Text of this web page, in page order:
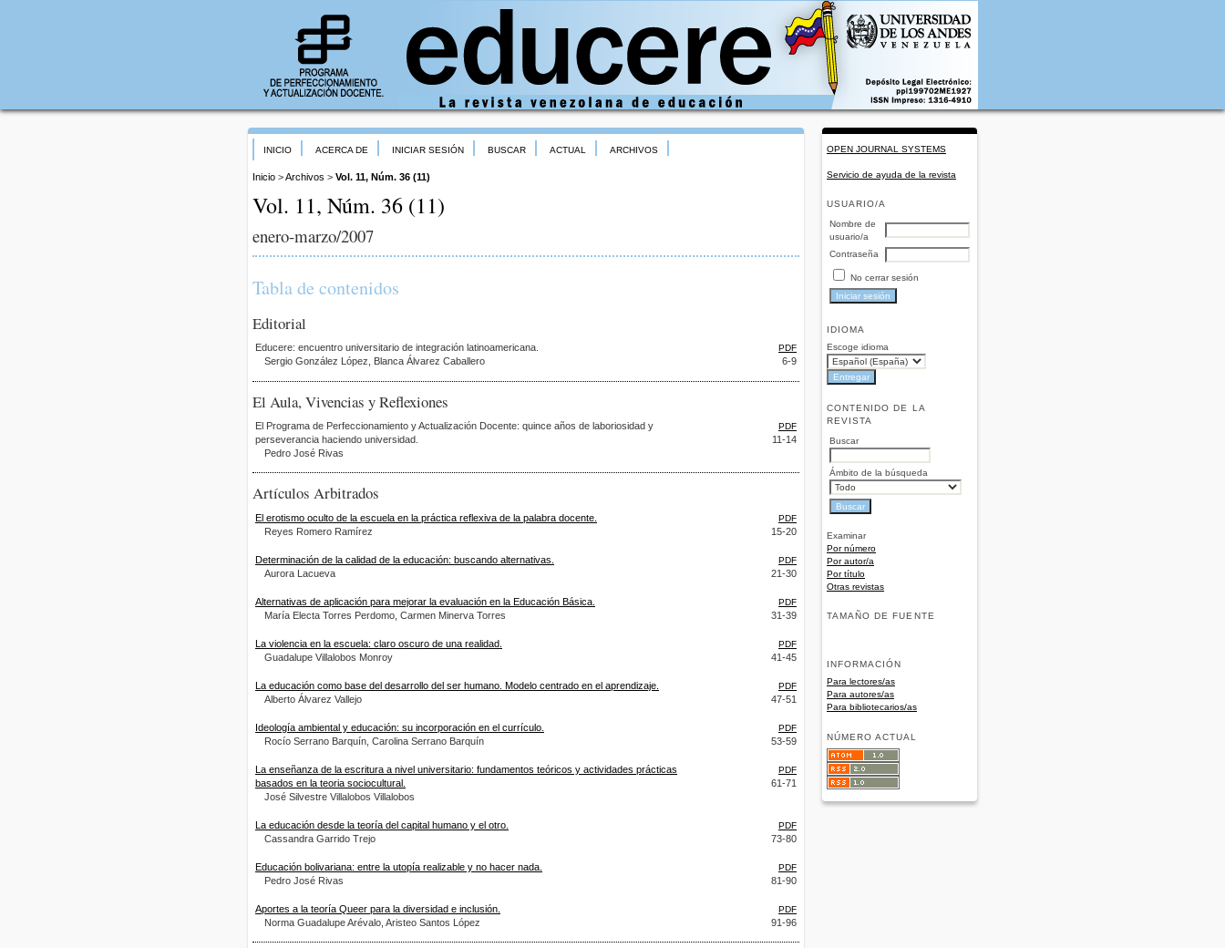
OPEN JOURNAL SYSTEMS
Servicio de ayuda de la revista
USUARIO/A
Nombre de
usuario/a
Contraseña
No cerrar sesión
IDIOMA
Escoge idioma
CONTENIDO DE LA
REVISTA
Buscar
Ámbito de la búsqueda
Examinar
Por número
Por autor/a
Por título
Otras revistas
TAMAÑO DE FUENTE
INFORMACIÓN
Para lectores/as
Para autores/as
Para bibliotecarios/as
NÚMERO ACTUAL
INICIO ACERCA DE INICIAR SESIÓN BUSCAR ACTUAL ARCHIVOS
Inicio >Archivos > Vol. 11, Núm. 36 (11)
Vol. 11, Núm. 36 (11)
enero-marzo/2007
Tabla de contenidos
Editorial
Educere: encuentro universitario de integración latinoamericana.
Sergio González López, Blanca Álvarez Caballero
PDF
6-9
El Aula, Vivencias y Reflexiones
El Programa de Perfeccionamiento y Actualización Docente: quince años de laboriosidad y
perseverancia haciendo universidad.
Pedro José Rivas
PDF
11-14
Artículos Arbitrados
El erotismo oculto de la escuela en la práctica reflexiva de la palabra docente.
Reyes Romero Ramírez
PDF
15-20
Determinación de la calidad de la educación: buscando alternativas.
Aurora Lacueva
PDF
21-30
Alternativas de aplicación para mejorar la evaluación en la Educación Básica.
María Electa Torres Perdomo, Carmen Minerva Torres
PDF
31-39
La violencia en la escuela: claro oscuro de una realidad.
Guadalupe Villalobos Monroy
PDF
41-45
La educación como base del desarrollo del ser humano. Modelo centrado en el aprendizaje.
Alberto Álvarez Vallejo
PDF
47-51
Ideología ambiental y educación: su incorporación en el currículo.
Rocío Serrano Barquín, Carolina Serrano Barquín
PDF
53-59
La enseñanza de la escritura a nivel universitario: fundamentos teóricos y actividades prácticas
basados en la teoria sociocultural.
José Silvestre Villalobos Villalobos
PDF
61-71
La educación desde la teoría del capital humano y el otro.
Cassandra Garrido Trejo
PDF
73-80
Educación bolivariana: entre la utopía realizable y no hacer nada.
Pedro José Rivas
PDF
81-90
Aportes a la teoría Queer para la diversidad e inclusión.
Norma Guadalupe Arévalo, Aristeo Santos López
PDF
91-96